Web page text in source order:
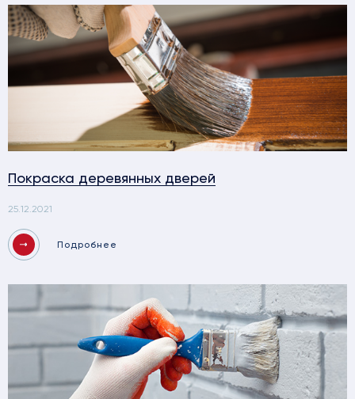
Покраска деревянных дверей
25.12.2021
Подробнее